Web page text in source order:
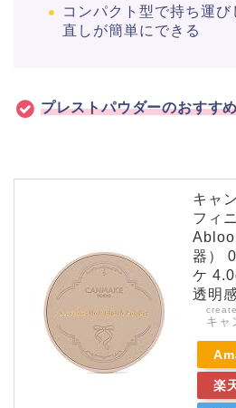
コンパクト型で持ち運び
直しが簡単にできる
プレストパウダーのおすす
キャ
フィ
器）
ケ
透明
キャ
楽